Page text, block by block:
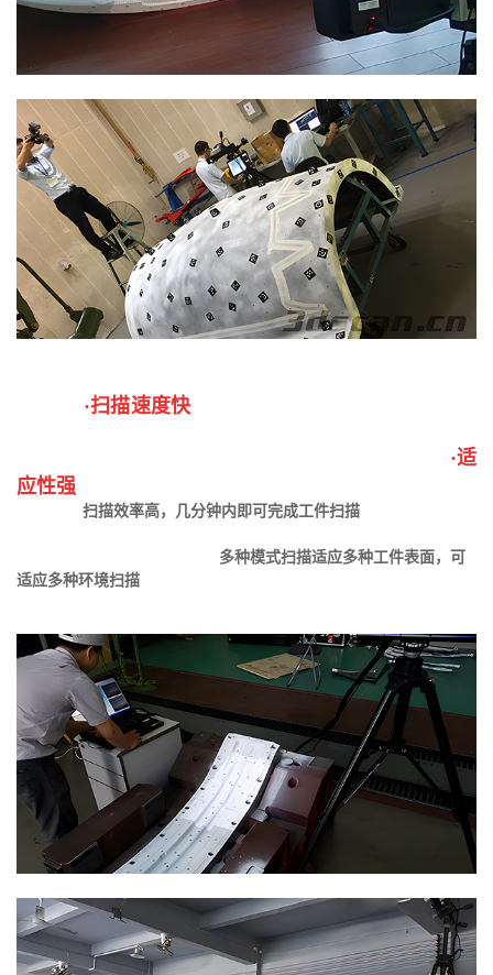
·扫描速度快
·适
应性强
扫描效率高，几分钟内即可完成工件扫描
多种模式扫描适应多种工件表面，可
适应多种环境扫描